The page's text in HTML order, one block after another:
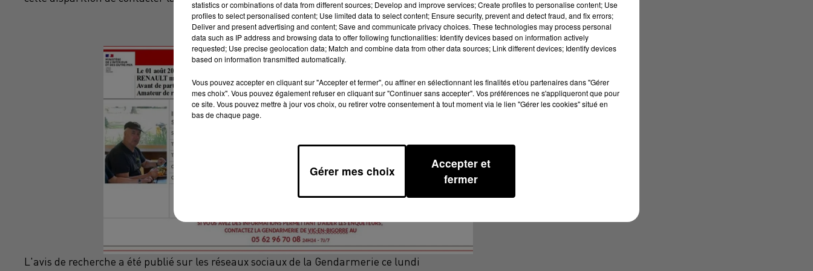
L'avis de recherche a été publié sur les réseaux sociaux de la Gendarmerie ce lundi
statistics or combinations of data from different sources; Develop and improve services; Create profiles to personalise content; Use
profiles to select personalised content; Use limited data to select content; Ensure security, prevent and detect fraud, and fix errors;
Deliver and present advertising and content; Save and communicate privacy choices. These technologies may process personal
data such as IP address and browsing data to offer following functionalities: Identify devices based on information actively
requested; Use precise geolocation data; Match and combine data from other data sources; Link different devices; Identify devices
based on information transmitted automatically.
Vous pouvez accepter en cliquant sur "Accepter et fermer", ou affiner en sélectionnant les finalités et/ou partenaires dans "Gérer
mes choix". Vous pouvez également refuser en cliquant sur "Continuer sans accepter". Vos préférences ne s'appliqueront que pour
ce site. Vous pouvez mettre à jour vos choix, ou retirer votre consentement à tout moment via le lien "Gérer les cookies" situé en
bas de chaque page.
Gérer mes choix
Accepter et
fermer